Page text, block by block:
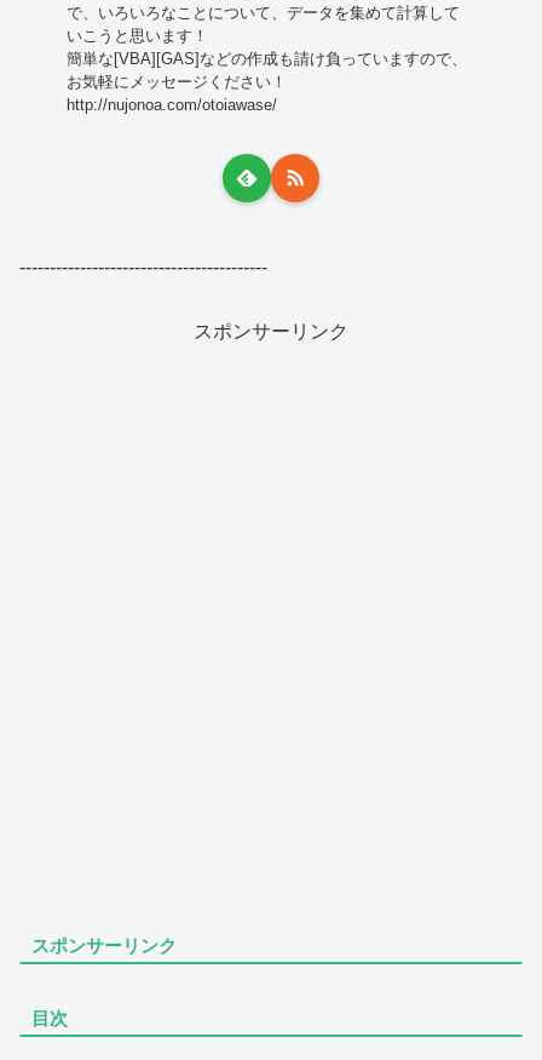
で、いろいろなことについて、データを集めて計算して
いこうと思います！
簡単な[VBA][GAS]などの作成も請け負っていますので、
お気軽にメッセージください！
http://nujonoa.com/otoiawase/
-----------------------------------------
スポンサーリンク
スポンサーリンク
目次